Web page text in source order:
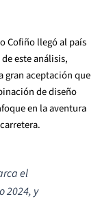
Cofiño llegó al país
este análisis,
gran aceptación que
de diseño
en la aventura
el
2024, y